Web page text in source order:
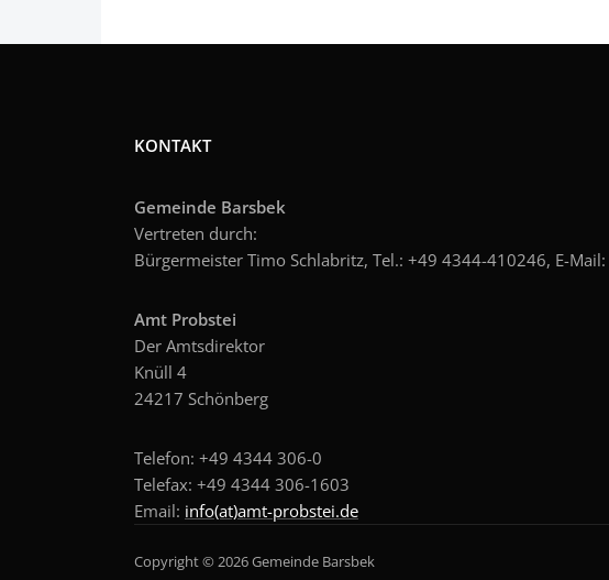
KONTAKT
Gemeinde Barsbek
Vertreten durch:
Bürgermeister Timo Schlabritz, Tel.: +49 4344-410246, E-Mail:
Amt Probstei
Der Amtsdirektor
Knüll 4
24217 Schönberg
Telefon: +49 4344 306-0
Telefax: +49 4344 306-1603
Email: info(at)amt-probstei.de
Copyright © 2026 Gemeinde Barsbek